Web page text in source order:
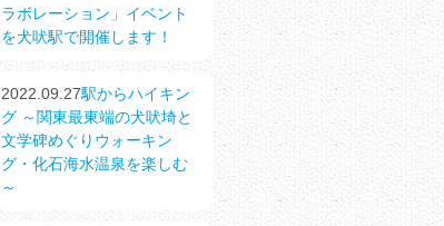
ラボレーション」イベント
を犬吠駅で開催します！
2022.09.27駅からハイキン
グ ～関東最東端の犬吠埼と
文学碑めぐりウォーキン
グ・化石海水温泉を楽しむ
～